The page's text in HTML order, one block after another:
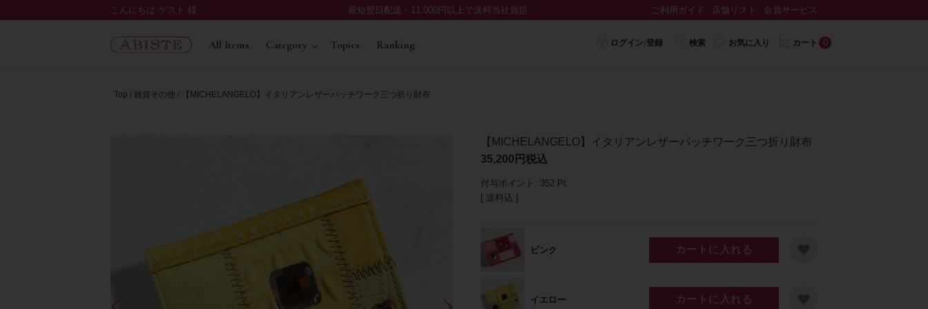
こんにちは ゲスト 様 最短翌日配送・11,000円以上で送料当社負担 ご利用ガイド 店舗リスト 会員サービス
All Items Category Topics Ranking ログイン/登録 検索 お気に入り カート 0
Top 雑貨その他 【MICHELANGELO】イタリアンレザーパッチワーク三つ折り財布
【MICHELANGELO】イタリアンレザーパッチワーク三つ折り財布
35,200
税込
付与ポイント: 352 Pt.
送料込
ピンク カートに入れる
イエロー カートに入れる